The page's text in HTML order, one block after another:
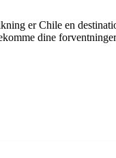
er Chile en
dine